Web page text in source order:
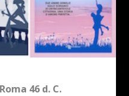
46 d. C.